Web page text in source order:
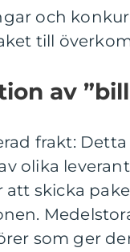
och
till
av
frakt:
olika
skicka
som ger